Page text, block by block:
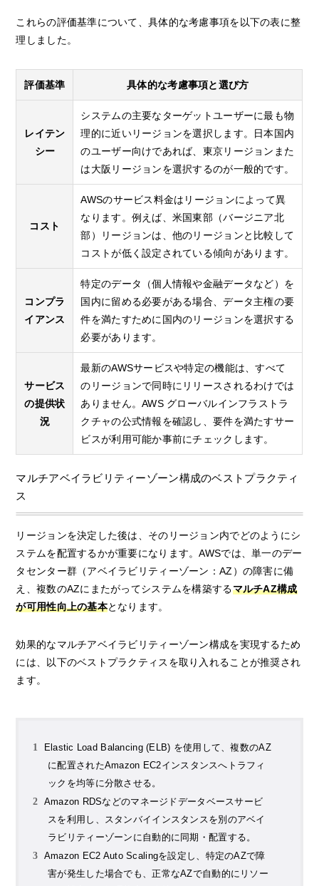
これらの評価基準について、具体的な考慮事項を以下の表に整
理しました。
評価基準 具体的な考慮事項と選び方
レイテン
シー
システムの主要なターゲットユーザーに最も物
理的に近いリージョンを選択します。日本国内
のユーザー向けであれば、東京リージョンまた
は大阪リージョンを選択するのが一般的です。
コスト
AWSのサービス料金はリージョンによって異
なります。例えば、米国東部（バージニア北
部）リージョンは、他のリージョンと比較して
コストが低く設定されている傾向があります。
コンプラ
イアンス
特定のデータ（個人情報や金融データなど）を
国内に留める必要がある場合、データ主権の要
件を満たすために国内のリージョンを選択する
必要があります。
サービス
の提供状
況
最新のAWSサービスや特定の機能は、すべて
のリージョンで同時にリリースされるわけでは
ありません。AWS グローバルインフラストラ
クチャの公式情報を確認し、要件を満たすサー
ビスが利用可能か事前にチェックします。
マルチアベイラビリティーゾーン構成のベストプラクティ
ス
リージョンを決定した後は、そのリージョン内でどのようにシ
ステムを配置するかが重要になります。AWSでは、単一のデー
タセンター群（アベイラビリティーゾーン：AZ）の障害に備
え、複数のAZにまたがってシステムを構築するマルチAZ構成
が可用性向上の基本となります。
効果的なマルチアベイラビリティーゾーン構成を実現するため
には、以下のベストプラクティスを取り入れることが推奨され
ます。
Elastic Load Balancing (ELB) を使用して、複数のAZ
に配置されたAmazon EC2インスタンスへトラフィ
ックを均等に分散させる。
Amazon RDSなどのマネージドデータベースサービ
スを利用し、スタンバイインスタンスを別のアベイ
ラビリティーゾーンに自動的に同期・配置する。
Amazon EC2 Auto Scalingを設定し、特定のAZで障
害が発生した場合でも、正常なAZで自動的にリソー